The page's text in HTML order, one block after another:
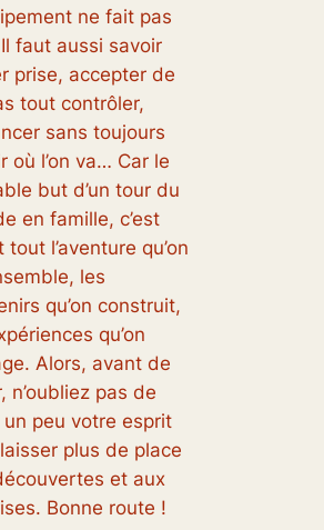
ne fait pas
faut aussi savoir
prise, accepter de
tout contrôler,
sans toujours
où l’on va… Car le
but d’un tour du
en famille, c’est
tout l’aventure qu’on
les
qu’on construit,
qu’on
Alors, avant de
n’oubliez pas de
peu votre esprit
plus de place
et aux
Bonne route !